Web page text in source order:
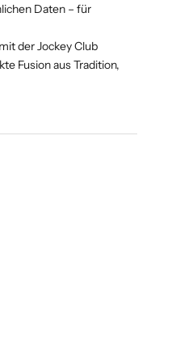
Daten – für
mit der Jockey Club
Fusion aus Tradition,